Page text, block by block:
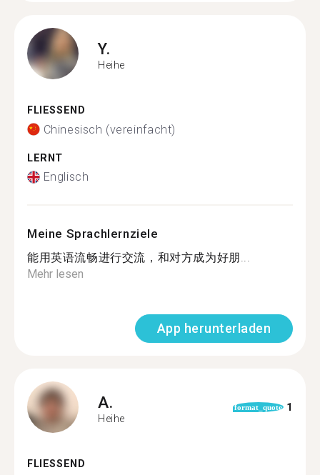
Y.
Heihe
FLIESSEND
Chinesisch (vereinfacht)
LERNT
Englisch
Meine Sprachlernziele
能用英语流畅进行交流，和对方成为好朋...
Mehr lesen
App herunterladen
A.
Heihe
format_quote 1
FLIESSEND